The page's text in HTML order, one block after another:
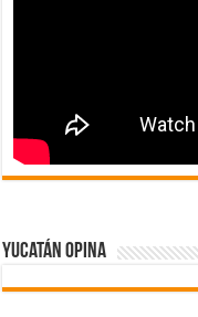
Yucatán Opina